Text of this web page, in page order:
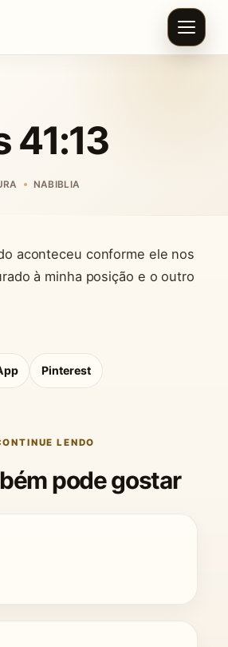
41:13
NABIBLIA
aconteceu conforme ele nos
à minha posição e o outro
Pinterest
LENDO
pode gostar